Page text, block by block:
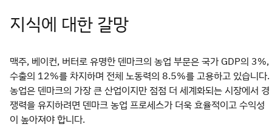
지식에 대한 갈망
맥주, 베이컨, 버터로 유명한 덴마크의 농업 부문은 국가 GDP의 3%,
수출의 12%를 차지하며 전체 노동력의 8.5%를 고용하고 있습니다.
농업은 덴마크의 가장 큰 산업이지만 점점 더 세계화되는 시장에서 경
쟁력을 유지하려면 덴마크 농업 프로세스가 더욱 효율적이고 수익성
이 높아져야 합니다.